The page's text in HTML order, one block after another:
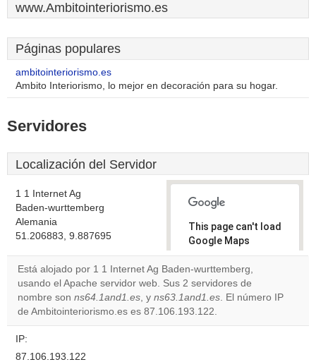
www.Ambitointeriorismo.es
Páginas populares
ambitointeriorismo.es
Ambito Interiorismo, lo mejor en decoración para su hogar.
Servidores
Localización del Servidor
1 1 Internet Ag
Baden-wurttemberg
Alemania
51.206883, 9.887695
This page can't load
Google Maps
correctly.
Do you
own this
website?
OK
Está alojado por 1 1 Internet Ag Baden-wurttemberg,
usando el Apache servidor web. Sus 2 servidores de
nombre son ns64.1and1.es, y ns63.1and1.es. El número IP
de Ambitointeriorismo.es es 87.106.193.122.
IP:
87.106.193.122